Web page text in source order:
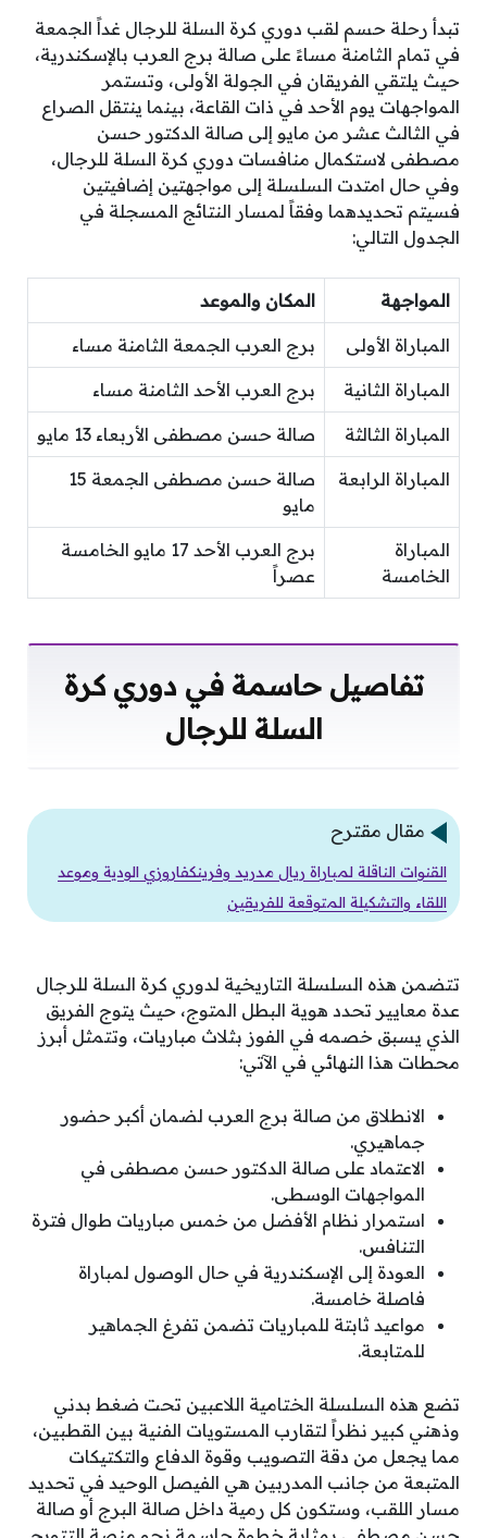
تبدأ رحلة حسم لقب دوري كرة السلة للرجال غداً الجمعة
في تمام الثامنة مساءً على صالة برج العرب بالإسكندرية،
حيث يلتقي الفريقان في الجولة الأولى، وتستمر
المواجهات يوم الأحد في ذات القاعة، بينما ينتقل الصراع
في الثالث عشر من مايو إلى صالة الدكتور حسن
مصطفى لاستكمال منافسات دوري كرة السلة للرجال،
وفي حال امتدت السلسلة إلى مواجهتين إضافيتين
فسيتم تحديدهما وفقاً لمسار النتائج المسجلة في
الجدول التالي:
المواجهة المكان والموعد
المباراة الأولى برج العرب الجمعة الثامنة مساء
المباراة الثانية برج العرب الأحد الثامنة مساء
المباراة الثالثة صالة حسن مصطفى الأربعاء 13 مايو
المباراة الرابعة
صالة حسن مصطفى الجمعة 15
مايو
المباراة
الخامسة
برج العرب الأحد 17 مايو الخامسة
عصراً
تفاصيل حاسمة في دوري كرة
السلة للرجال
مقال مقترح
القنوات الناقلة لمباراة ريال مدريد وفرينكفاروزي الودية وموعد
اللقاء والتشكيلة المتوقعة للفريقين
تتضمن هذه السلسلة التاريخية لدوري كرة السلة للرجال
عدة معايير تحدد هوية البطل المتوج، حيث يتوج الفريق
الذي يسبق خصمه في الفوز بثلاث مباريات، وتتمثل أبرز
محطات هذا النهائي في الآتي:
الانطلاق من صالة برج العرب لضمان أكبر حضور
جماهيري.
الاعتماد على صالة الدكتور حسن مصطفى في
المواجهات الوسطى.
استمرار نظام الأفضل من خمس مباريات طوال فترة
التنافس.
العودة إلى الإسكندرية في حال الوصول لمباراة
فاصلة خامسة.
مواعيد ثابتة للمباريات تضمن تفرغ الجماهير
للمتابعة.
تضع هذه السلسلة الختامية اللاعبين تحت ضغط بدني
وذهني كبير نظراً لتقارب المستويات الفنية بين القطبين،
مما يجعل من دقة التصويب وقوة الدفاع والتكتيكات
المتبعة من جانب المدربين هي الفيصل الوحيد في تحديد
مسار اللقب، وستكون كل رمية داخل صالة البرج أو صالة